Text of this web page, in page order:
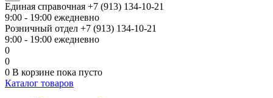
Единая справочная +7 (913) 134-10-21
9:00 - 19:00 ежедневно
Розничный отдел +7 (913) 134-10-21
9:00 - 19:00 ежедневно
0
0
0 В корзине пока пусто
Каталог товаров